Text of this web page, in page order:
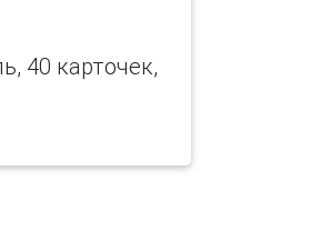
40 карточек,